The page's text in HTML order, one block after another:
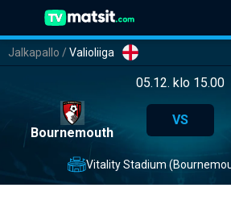
Jalkapallo /Valioliiga
05.12. klo 15.00
Bournemouth
VS
Vitality Stadium